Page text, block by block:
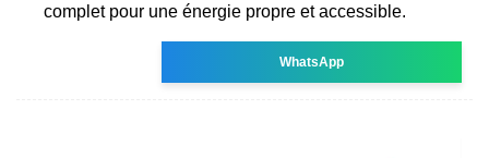
complet pour une énergie propre et accessible.
WhatsApp